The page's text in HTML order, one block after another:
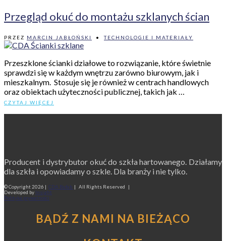
Przegląd okuć do montażu szklanych ścian
PRZEZ MARCIN JABŁOŃSKI • TECHNOLOGIE I MATERIAŁY
Przeszklone ścianki działowe to rozwiązanie, które świetnie
sprawdzi się w każdym wnętrzu zarówno biurowym, jak i
mieszkalnym. Stosuje się je również w centrach handlowych
oraz obiektach użyteczności publicznej, takich jak …
CZYTAJ WIĘCEJ
Producent i dystrybutor okuć do szkła hartowanego. Działamy
dla szkła i opowiadamy o szkle. Dla branży i nie tylko.
© Copyright2026 | CDA Bufab | All Rights Reserved |
Developed by Insight
Polityka prywatności
BĄDŹ Z NAMI NA BIEŻĄCO